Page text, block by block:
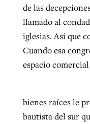
de las
llamado al
iglesias. Así que
Cuando esa
espacio
bienes raíces le
bautista del sur
ByTobin Perry, posted
By Jessica King, posted
READ MORE